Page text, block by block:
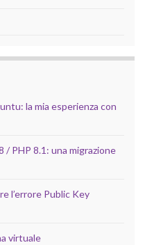
la mia esperienza con
/ PHP 8.1: una migrazione
l’errore Public Key
virtuale